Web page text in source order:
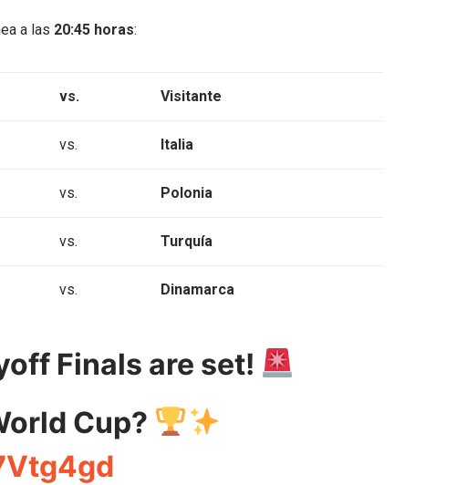
a las 20:45 horas:
vs. Visitante
vs. Italia
vs. Polonia
vs. Turquía
vs. Dinamarca
Finals are set!
Cup?